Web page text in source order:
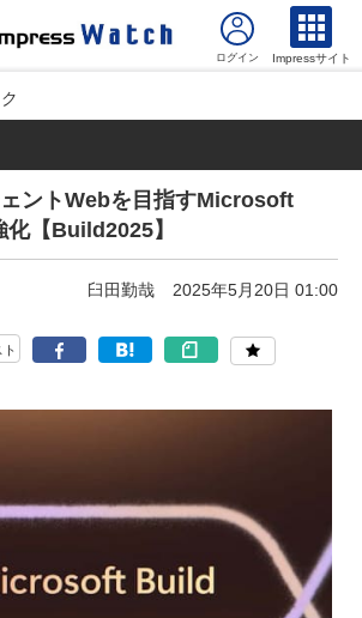
Impressサイト
ェントWebを目指すMicrosoft
【Build2025】
臼田勤哉 2025年5月20日 01:00
ト